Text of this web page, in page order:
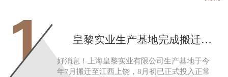
1 皇黎实业生产基地完成搬迁，公司综合实力更上一层楼
好消息！上海皇黎实业有限公司生产基地于今
年7月搬迁至江西上饶，8月初已正式投入正常